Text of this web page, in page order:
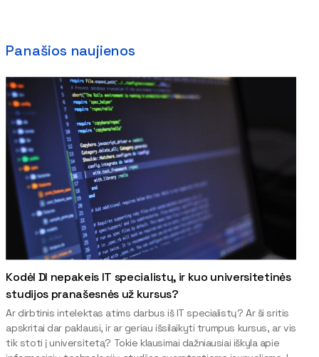
Panašios naujienos
Kodėl DI nepakeis IT specialistų, ir kuo universitetinės
studijos pranašesnės už kursus?
Ar dirbtinis intelektas atims darbus iš IT specialistų? Ar ši sritis
apskritai dar paklausi, ir ar geriau išsilaikyti trumpus kursus, ar vis
tik stoti į universitetą? Tokie klausimai dažniausiai iškyla apie